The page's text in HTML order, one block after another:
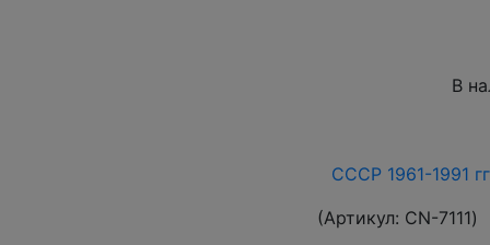
В
СССР 1961-1991
(Артикул: СN-7111)